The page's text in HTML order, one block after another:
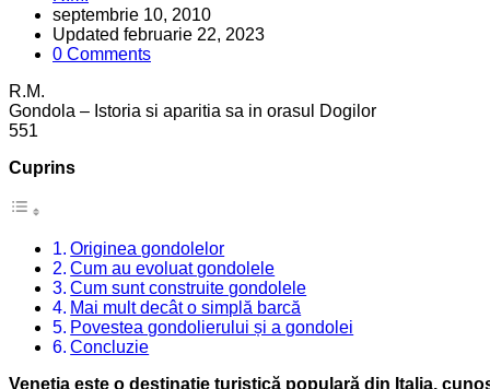
by
septembrie 10, 2010
Updated februarie 22, 2023
0 Comments
R.M.
Gondola – Istoria si aparitia sa in orasul Dogilor
551
Cuprins
Originea gondolelor
Cum au evoluat gondolele
Cum sunt construite gondolele
Mai mult decât o simplă barcă
Povestea gondolierului și a gondolei
Concluzie
Veneția este o destinație turistică populară din Italia,